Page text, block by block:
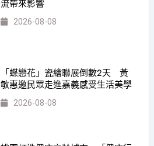
流帶來影響
2026-08-08
「蝶戀花」瓷繪聯展倒數2天 黃
敏惠邀民眾走進嘉義感受生活美學
2026-08-08